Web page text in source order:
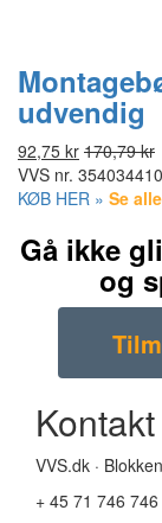
udvendig
92,75 kr 170,79 kr
VVS nr. 354034410
KØB HER » Se alle
Gå ikke
og
VVS.dk ·
+ 45 71 746 746